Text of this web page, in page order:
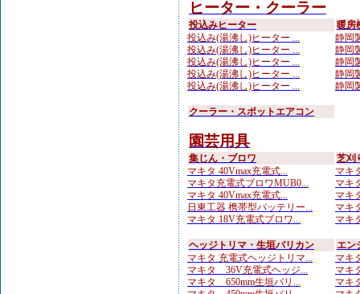
ヒーター・クーラー
投込みヒーター
投込み(湯沸し)ヒーター ...
投込み(湯沸し)ヒーター ...
投込み(湯沸し)ヒーター ...
投込み(湯沸し)ヒーター ...
投込み(湯沸し)ヒーター ...
暖房
静岡
静岡
静岡
静岡
静岡
クーラー・スポットエアコン
園芸用具
集じん・ブロワ
マキタ 40Vmax充電式...
マキタ充電式ブロワMUB0...
マキタ 40Vmax充電式...
日東工器 携帯型バッテリー...
マキタ 18V充電式ブロワ...
芝刈
マキ
マキ
マキ
マキ
マキ
ヘッジトリマ・生垣バリカン
マキタ 充電式ヘッジトリマ...
マキタ 36V充電式ヘッジ...
マキタ 650mm生垣バリ...
エン
マキ
マキ
マキ